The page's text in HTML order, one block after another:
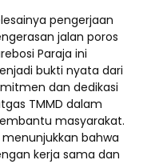
pengerjaan
jalan poros
Paraja ini
bukti nyata dari
dan dedikasi
TMMD dalam
masyarakat.
menunjukkan bahwa
kerja sama dan